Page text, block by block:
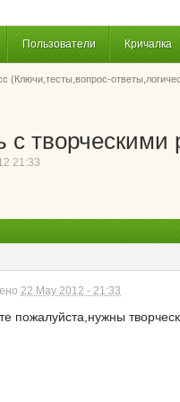
Пользователи Кричалка
(Ключи,тесты,вопрос-
творческими
21:33
22 May 2012 - 21:33
пожалуйста,нужны